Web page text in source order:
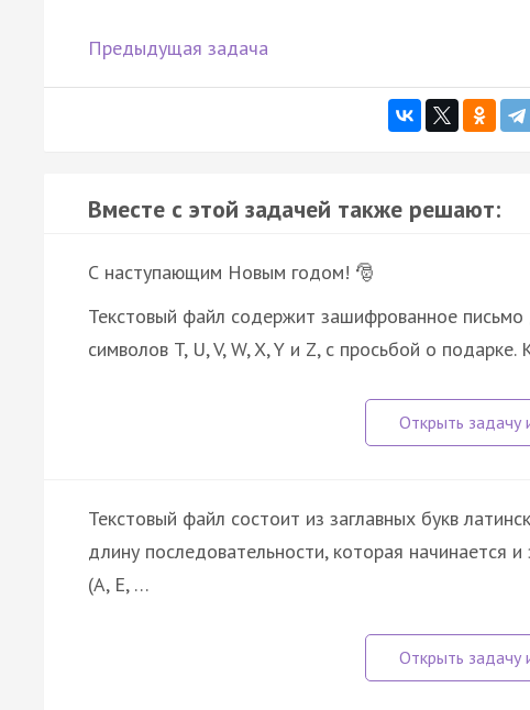
Предыдущая задача
Вместе с этой задачей также решают:
С наступающим Новым годом! 🎅
Текстовый файл содержит зашифрованное
символов T, U, V, W, X, Y и Z, с просьбой о
Текстовый файл состоит из заглавных букв
длину последовательности, которая начинается
(A, E, …